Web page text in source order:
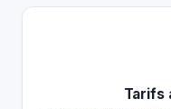
Tarifs